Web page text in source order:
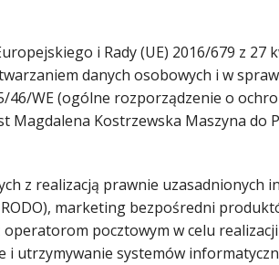
i Rady (UE) 2016/679 z 27
danych osobowych i w
46/WE (ogólne rozporządzenie o
Kostrzewska Maszyna do
z realizacją prawnie uzasadnionych
marketing bezpośredni
pocztowym w celu realizacji
i utrzymywanie systemów